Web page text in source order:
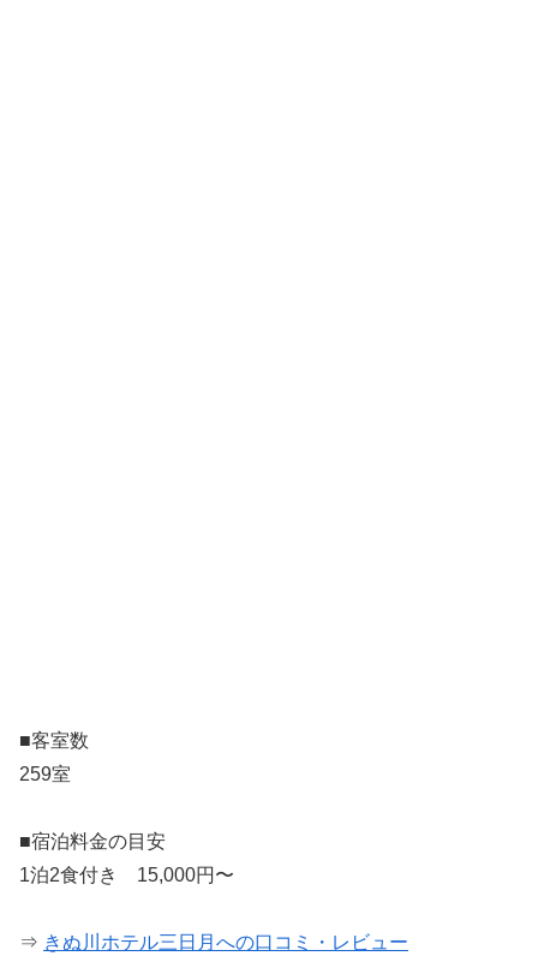
■客室数
259室
■宿泊料金の目安
1泊2食付き 15,000円〜
⇒ きぬ川ホテル三日月への口コミ・レビュー